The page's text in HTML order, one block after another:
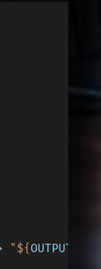
"${ OUTPUT_FILE